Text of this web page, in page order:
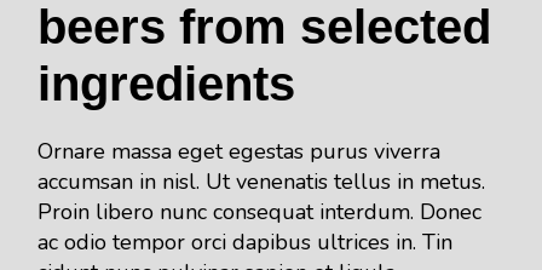
beers from selected
ingredients
Ornare massa eget egestas purus viverra
accumsan in nisl. Ut venenatis tellus in metus.
Proin libero nunc consequat interdum. Donec
ac odio tempor orci dapibus ultrices in. Tin